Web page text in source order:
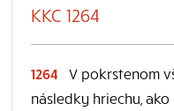
KKC 1264
1264
V pokrstenom
následky hriechu,